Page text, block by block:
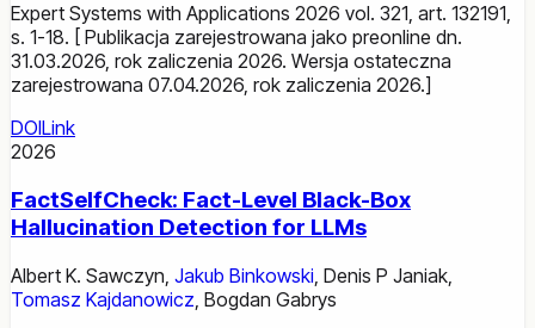
Expert Systems with Applications 2026 vol. 321, art. 132191,
s. 1-18. [ Publikacja zarejestrowana jako preonline dn.
31.03.2026, rok zaliczenia 2026. Wersja ostateczna
zarejestrowana 07.04.2026, rok zaliczenia 2026.]
DOILink
2026
FactSelfCheck: Fact-Level Black-Box
Hallucination Detection for LLMs
Albert K. Sawczyn Jakub Binkowski Denis P Janiak
Tomasz Kajdanowicz Bogdan Gabrys